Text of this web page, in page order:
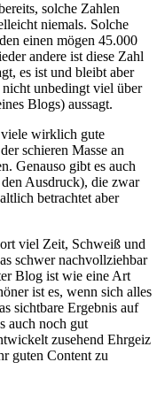
solche Zahlen
niemals. Solche
einen mögen 45.000
andere ist diese Zahl
es ist und bleibt aber
unbedingt viel über
Blogs) aussagt.
wirklich gute
schieren Masse an
Genauso gibt es auch
Ausdruck), die zwar
betrachtet aber
viel Zeit, Schweiß und
schwer nachvollziehbar
Blog ist wie eine Art
ist es, wenn sich alles
sichtbare Ergebnis auf
auch noch gut
zusehend Ehrgeiz
guten Content zu